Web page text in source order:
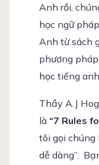
Anh rồi,
học ngữ
Anh từ sách
phương
học tiếng
Thầy A.J
là “7 Rules
tôi gọi chúng
dễ dàng”.